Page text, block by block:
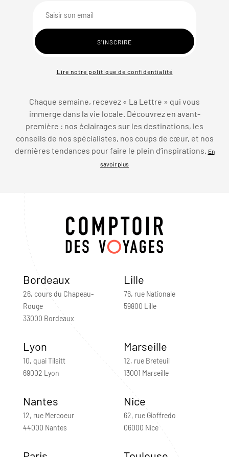
Lire notre politique de confidentialité
Chaque semaine, recevez « La Lettre » qui vous
immerge dans la vie locale. Découvrez en avant-
première : nos éclairages sur les destinations, les
conseils de nos spécialistes, nos coups de cœur, et nos
dernières tendances pour faire le plein d’inspirations. En
savoir plus
Bordeaux
26, cours du Chapeau-
Rouge
33000 Bordeaux
Lille
76, rue Nationale
59800 Lille
Lyon
10, quai Tilsitt
69002 Lyon
Marseille
12, rue Breteuil
13001 Marseille
Nantes
12, rue Mercoeur
44000 Nantes
Nice
62, rue Gioffredo
06000 Nice